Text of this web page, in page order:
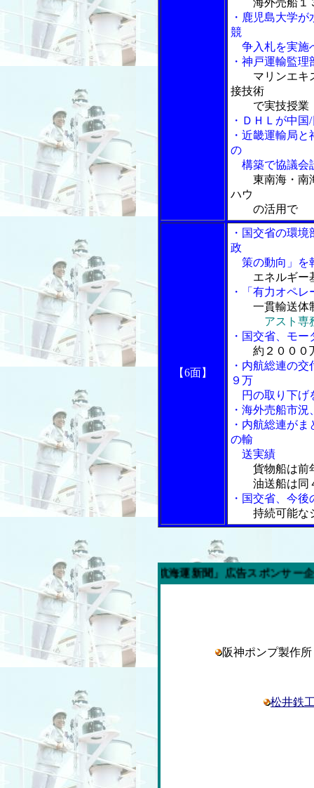
海外売船１
・鹿児島大学
競
争入札を実施
・神戸運輸監
マリンエキ
接技術
で実技授業
・ＤＨＬが中
・近畿運輸局
の
構築で協議会
東南海・南
ハウ
の活用で
【6面】
・国交省の環
政
策の動向」を
エネルギー
・「有力オペ
一貫輸送体
アスト
・国交省、モ
約２０００
・内航総連の
９万
円の取り下げ
・海外売船市
・内航総連が
の輸
送実績
貨物船は前
油送船は同４
・国交省、今
持続可能な
今週の「内航海運新聞」広告スポンサー企業
阪神ポンプ製作
松井鉄